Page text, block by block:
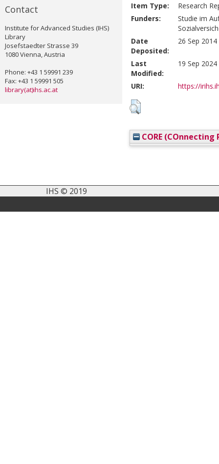
Contact
Institute for Advanced Studies (IHS)
Library
Josefstaedter Strasse 39
1080 Vienna, Austria
Phone: +43 1 59991 239
Fax: +43 1 59991 505
library(at)ihs.ac.at
Item Type:
Research
Funders:
Studie im
Date
Deposited:
26 Sep 2014
Last
Modified:
19 Sep 2024
URI: https://
CORE (COnnecting
IHS © 2019